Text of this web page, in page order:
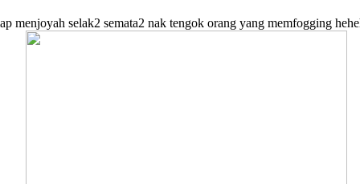
menjoyah selak2 semata2 nak tengok orang yang memfogging